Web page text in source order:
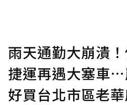
雨天通勤大崩潰
捷運再遇大塞車
好買台北市區老